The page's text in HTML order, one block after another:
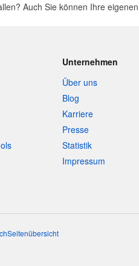
Auch Sie können Ihre eigenen
Unternehmen
Über uns
Blog
Karriere
Presse
Statistik
Impressum
Seitenübersicht